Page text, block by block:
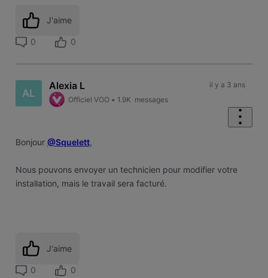
J'aime
0 0
AL
Alexia L
Officiel VOO • 1.9K messages
il y a 3 ans
Bonjour @Squelett,
Nous pouvons envoyer un technicien pour modifier votre
installation, mais le travail sera facturé.
J'aime
0 0